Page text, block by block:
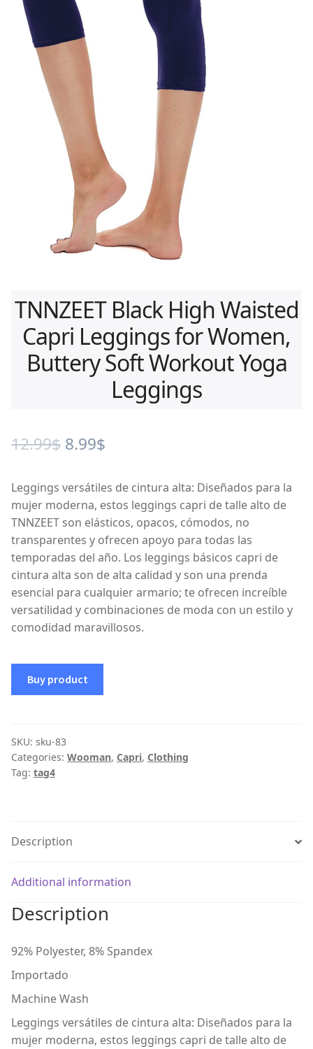
TNNZEET Black High Waisted
Capri Leggings for Women,
Buttery Soft Workout Yoga
Leggings
12.99$ 8.99$
Leggings versátiles de cintura alta: Diseñados para la
mujer moderna, estos leggings capri de talle alto de
TNNZEET son elásticos, opacos, cómodos, no
transparentes y ofrecen apoyo para todas las
temporadas del año. Los leggings básicos capri de
cintura alta son de alta calidad y son una prenda
esencial para cualquier armario; te ofrecen increíble
versatilidad y combinaciones de moda con un estilo y
comodidad maravillosos.
Buy product
SKU: sku-83
Categories: Wooman, Capri, Clothing
Tag: tag4
Description
Additional information
Description
92% Polyester, 8% Spandex
Importado
Machine Wash
Leggings versátiles de cintura alta: Diseñados para la
mujer moderna, estos leggings capri de talle alto de